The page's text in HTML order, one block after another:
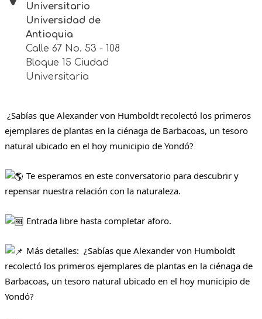
Universitario
Universidad de
Antioquia
Calle 67 No. 53 - 108
Bloque 15 Ciudad
Universitaria
¿Sabías que Alexander von Humboldt recolectó los primeros
ejemplares de plantas en la ciénaga de Barbacoas, un tesoro
natural ubicado en el hoy municipio de Yondó?
Te esperamos en este conversatorio para descubrir y
repensar nuestra relación con la naturaleza.
Entrada libre hasta completar aforo.
Más detalles: ¿Sabías que Alexander von Humboldt
recolectó los primeros ejemplares de plantas en la ciénaga de
Barbacoas, un tesoro natural ubicado en el hoy municipio de
Yondó?